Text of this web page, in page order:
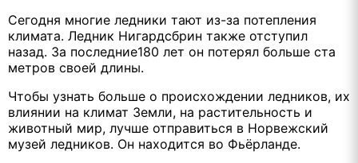
Сегодня многие ледники тают из-за потепления
климата. Ледник Нигардсбрин также отступил
назад. За последние180 лет он потерял больше ста
метров своей длины.
Чтобы узнать больше о происхождении ледников, их
влиянии на климат Земли, на растительность и
животный мир, лучше отправиться в Норвежский
музей ледников. Он находится во Фьёрланде.